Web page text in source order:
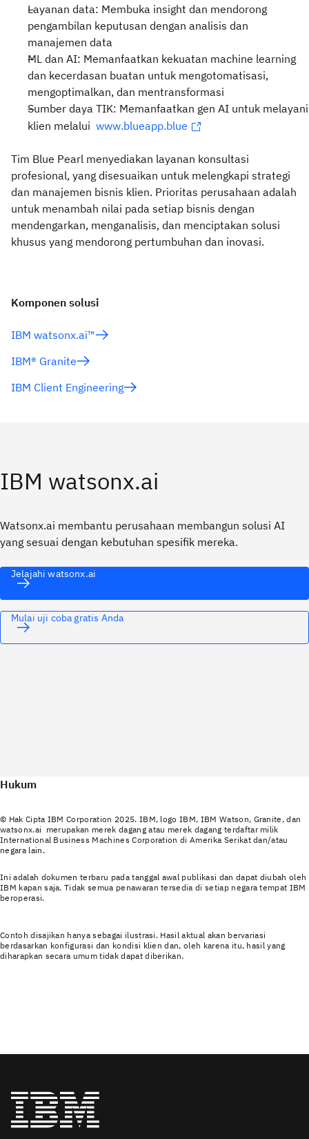
Layanan data: Membuka insight dan mendorong
pengambilan keputusan dengan analisis dan
manajemen data
ML dan AI: Memanfaatkan kekuatan machine learning
dan kecerdasan buatan untuk mengotomatisasi,
mengoptimalkan, dan mentransformasi
Sumber daya TIK: Memanfaatkan gen AI untuk melayani
klien melalui www.blueapp.blue
Tim Blue Pearl menyediakan layanan konsultasi
profesional, yang disesuaikan untuk melengkapi strategi
dan manajemen bisnis klien. Prioritas perusahaan adalah
untuk menambah nilai pada setiap bisnis dengan
mendengarkan, menganalisis, dan menciptakan solusi
khusus yang mendorong pertumbuhan dan inovasi.
Komponen solusi
IBM watsonx.ai™
IBM® Granite
IBM Client Engineering
IBM watsonx.ai
Watsonx.ai membantu perusahaan membangun solusi AI
yang sesuai dengan kebutuhan spesifik mereka.
Jelajahi watsonx.ai
Mulai uji coba gratis Anda
Hukum
© Hak Cipta IBM Corporation 2025. IBM, logo IBM, IBM Watson, Granite, dan
watsonx.ai merupakan merek dagang atau merek dagang terdaftar milik
International Business Machines Corporation di Amerika Serikat dan/atau
negara lain.
Ini adalah dokumen terbaru pada tanggal awal publikasi dan dapat diubah oleh
IBM kapan saja. Tidak semua penawaran tersedia di setiap negara tempat IBM
beroperasi.
Contoh disajikan hanya sebagai ilustrasi. Hasil aktual akan bervariasi
berdasarkan konfigurasi dan kondisi klien dan, oleh karena itu, hasil yang
diharapkan secara umum tidak dapat diberikan.